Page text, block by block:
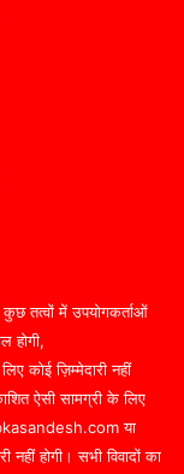
तत्वों में उपयोगकर्ताओं
होगी,
कोई ज़िम्मेदारी नहीं
ऐसी सामग्री के लिए
या
होगी। सभी विवादों का